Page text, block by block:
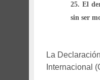
25. El
sin ser
La
Internacional